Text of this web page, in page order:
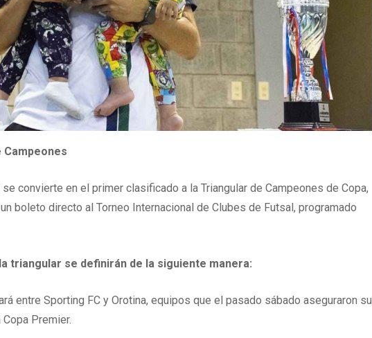
Campeones
convierte en el primer clasificado a la Triangular de Campeones de Copa,
boleto directo al Torneo Internacional de Clubes de Futsal, programado
triangular se definirán de la siguiente manera:
entre Sporting FC y Orotina, equipos que el pasado sábado aseguraron su
Premier.